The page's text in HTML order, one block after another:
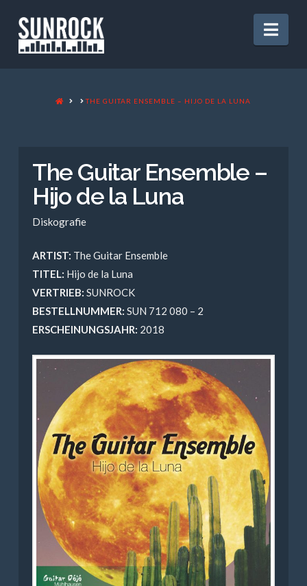
HOMETHE GUITAR ENSEMBLE – HIJO DE LA LUNA
The Guitar Ensemble –
Hijo de la Luna
Diskografie
ARTIST: The Guitar Ensemble
TITEL: Hijo de la Luna
VERTRIEB: SUNROCK
BESTELLNUMMER: SUN 712 080 – 2
ERSCHEINUNGSJAHR: 2018